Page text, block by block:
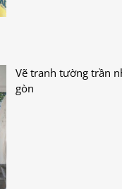
Vẽ tranh tường trần
gòn